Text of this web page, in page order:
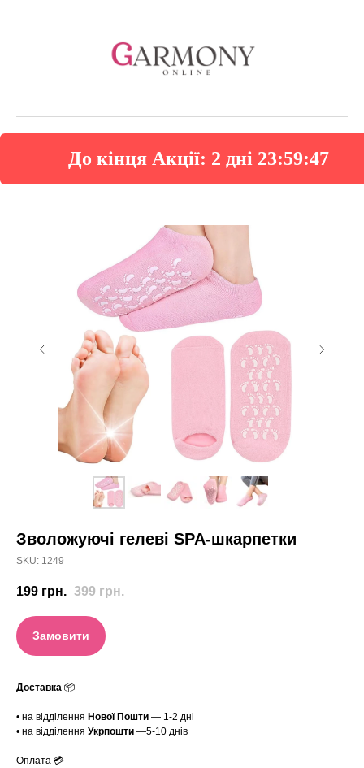
До кінця Акції: 2 дні 23:59:47
Зволожуючі гелеві SPA-шкарпетки
SKU: 1249
199 грн. 399 грн.
Замовити
Доставка 📦
• на відділення Нової Пошти — 1-2 дні
• на відділення Укрпошти —5-10 днів
Оплата 💳